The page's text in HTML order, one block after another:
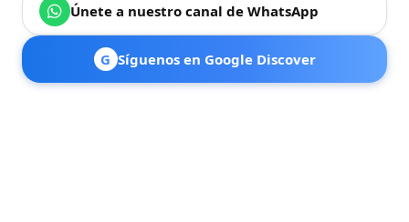
Únete a nuestro canal de WhatsApp
G Síguenos en Google Discover